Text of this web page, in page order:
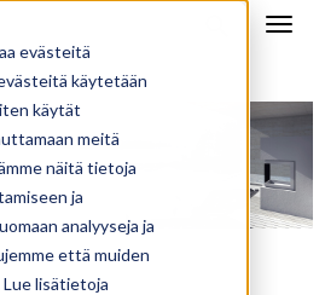
evästeitä
käytetään
käytät
meitä
näitä tietoja
ja
analyyseja ja
että muiden
lisätietoja